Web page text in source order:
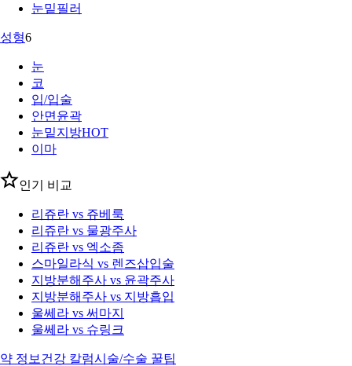
눈밑필러
성형6
눈
코
입/입술
안면윤곽
눈밑지방HOT
이마
인기 비교
리쥬란 vs 쥬베룩
리쥬란 vs 물광주사
리쥬란 vs 엑소좀
스마일라식 vs 렌즈삽입술
지방분해주사 vs 윤곽주사
지방분해주사 vs 지방흡입
울쎄라 vs 써마지
울쎄라 vs 슈링크
약 정보 건강 칼럼시술/수술 꿀팁